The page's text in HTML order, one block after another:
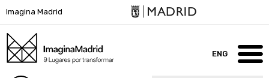
al
contenido
principal
Imagina Madrid
ENG